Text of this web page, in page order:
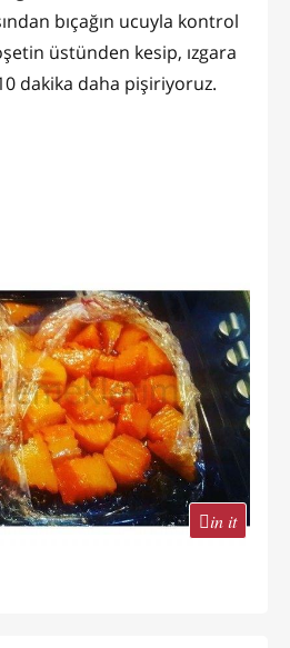
bıçağın ucuyla kontrol
üstünden kesip, ızgara
dakika daha pişiriyoruz.
in it